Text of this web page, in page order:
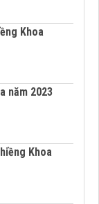
Khoa
năm 2023
Khoa